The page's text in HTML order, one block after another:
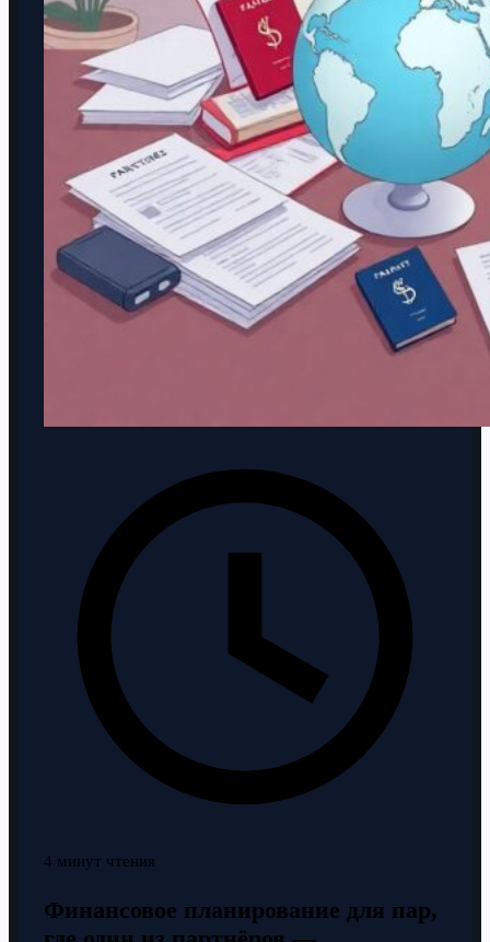
4 минут чтения
Финансовое планирование для пар,